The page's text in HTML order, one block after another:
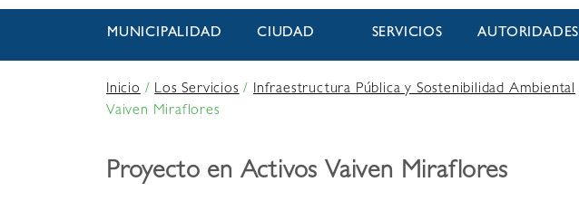
MUNICIPALIDAD CIUDAD SERVICIOS AUTORIDADES
Inicio/Los Servicios/Infraestructura Pública y Sostenibilidad Ambiental
Vaiven Miraflores
Proyecto en Activos Vaiven Miraflores